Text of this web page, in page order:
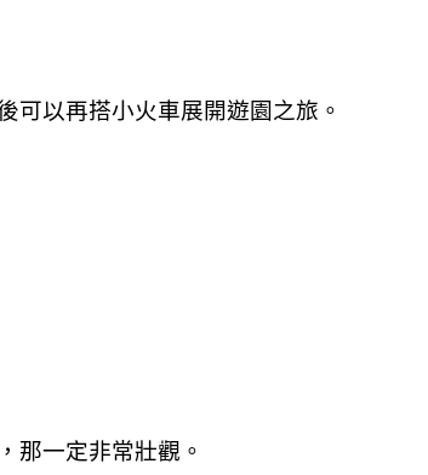
可以再搭小火車展開遊園之旅。
那一定非常壯觀。